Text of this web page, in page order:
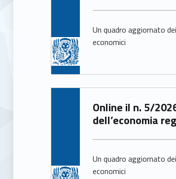
h
e
Un quadro aggiornato
economici
Online il n. 5/2026 Barometro
dell’economia
Un quadro aggiornato
economici